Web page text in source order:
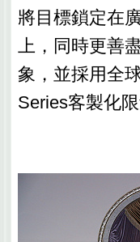
將目標鎖定在
上，同時更善
象，並採用全
Series客製化限